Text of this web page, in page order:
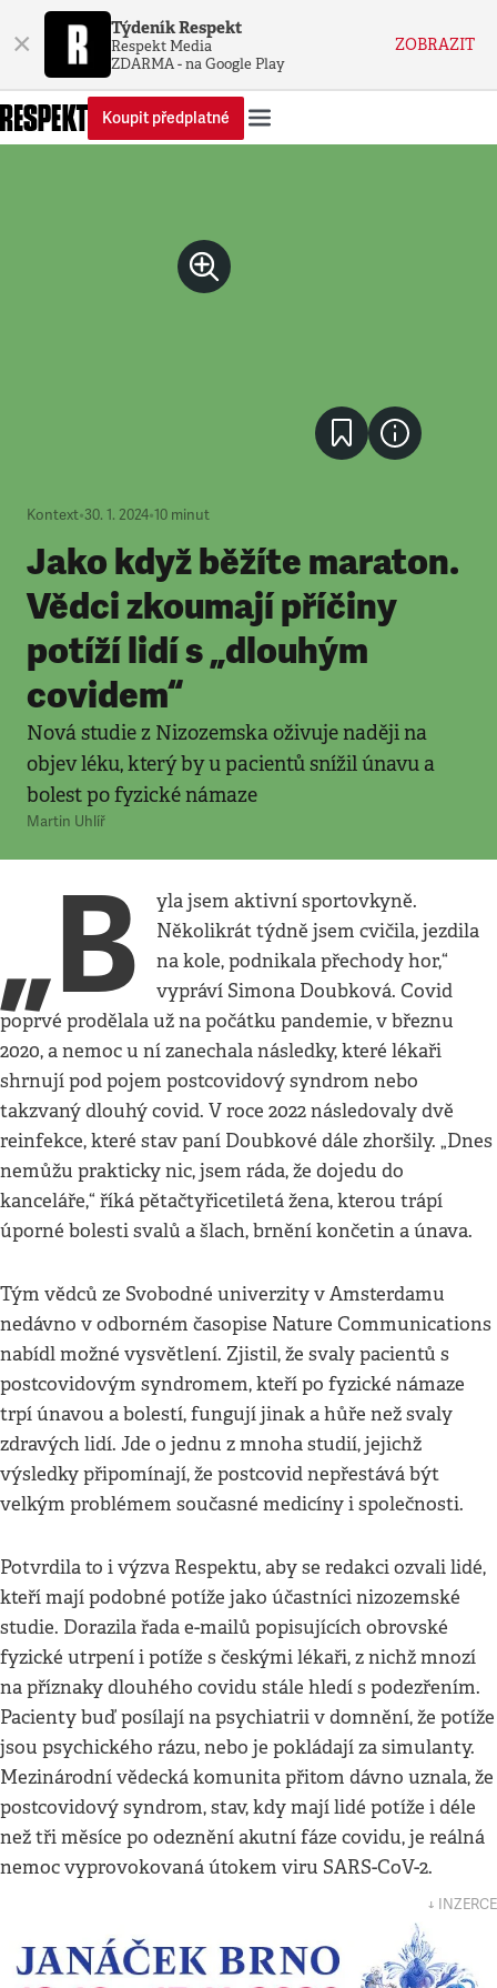
× Týdeník Respekt
Respekt Media
ZDARMA - na Google Play
ZOBRAZIT
Koupit předplatné
Kontext•30. 1. 2024•10 minut
Jako když běžíte maraton.
Vědci zkoumají příčiny
potíží lidí s „dlouhým
covidem“
Nová studie z Nizozemska oživuje naději na
objev léku, který by u pacientů snížil únavu a
bolest po fyzické námaze
Martin Uhlíř
„B
yla jsem aktivní sportovkyně.
Několikrát týdně jsem cvičila, jezdila
na kole, podnikala přechody hor,“
vypráví Simona Doubková. Covid
poprvé prodělala už na počátku pandemie, v březnu
2020, a nemoc u ní zanechala následky, které lékaři
shrnují pod pojem postcovidový syndrom nebo
takzvaný dlouhý covid. V roce 2022 následovaly dvě
reinfekce, které stav paní Doubkové dále zhoršily. „Dnes
nemůžu prakticky nic, jsem ráda, že dojedu do
kanceláře,“ říká pětačtyřicetiletá žena, kterou trápí
úporné bolesti svalů a šlach, brnění končetin a únava.
Tým vědců ze Svobodné univerzity v Amsterdamu
nedávno v odborném časopise Nature Communications
nabídl možné vysvětlení. Zjistil, že svaly pacientů s
postcovidovým syndromem, kteří po fyzické námaze
trpí únavou a bolestí, fungují jinak a hůře než svaly
zdravých lidí. Jde o jednu z mnoha studií, jejichž
výsledky připomínají, že postcovid nepřestává být
velkým problémem současné medicíny i společnosti.
Potvrdila to i výzva Respektu, aby se redakci ozvali lidé,
kteří mají podobné potíže jako účastníci nizozemské
studie. Dorazila řada e-mailů popisujících obrovské
fyzické utrpení i potíže s českými lékaři, z nichž mnozí
na příznaky dlouhého covidu stále hledí s podezřením.
Pacienty buď posílají na psychiatrii v domnění, že potíže
jsou psychického rázu, nebo je pokládají za simulanty.
Mezinárodní vědecká komunita přitom dávno uznala, že
postcovidový syndrom, stav, kdy mají lidé potíže i déle
než tři měsíce po odeznění akutní fáze covidu, je reálná
nemoc vyprovokovaná útokem viru SARS-CoV-2.
↓ INZERCE